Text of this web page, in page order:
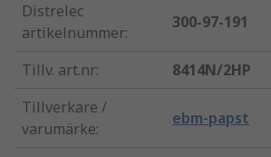
Distrelec
artikelnummer:
300-97-191
Tillv. art.nr:
8414N/2HP
Tillverkare /
varumärke:
ebm-papst